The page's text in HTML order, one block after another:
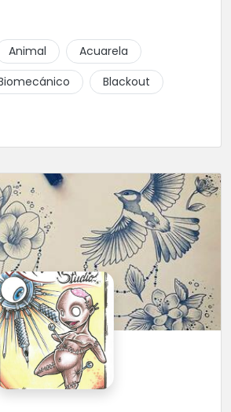
Animal
Acuarela
Blackout